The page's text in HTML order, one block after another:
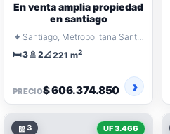
En venta amplia propiedad
en santiago
⌖
Santiago, Metropolitana Santiago
🛏️3 🚿 2📐221 m2
PRECIO$ 606.374.850
▧3 UF 3.466